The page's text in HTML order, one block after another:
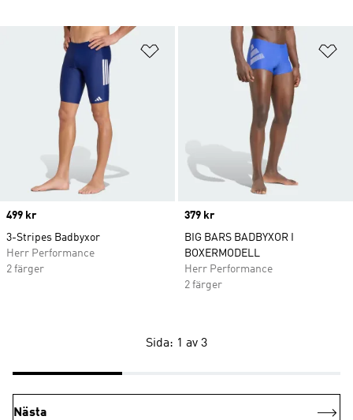
Lägg till på önskelistan
Price
499 kr
3-Stripes Badbyxor
Herr Performance
2 färger
Price
379 kr
BIG BARS BADBYXOR I
BOXERMODELL
Herr Performance
2 färger
Sida: 1 av 3
Nästa